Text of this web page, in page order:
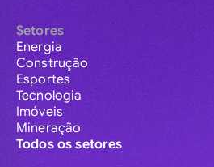
Setores
Energia
Construção
Esportes
Tecnologia
Imóveis
Mineração
Todos os setores